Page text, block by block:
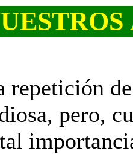
repetición
pero,